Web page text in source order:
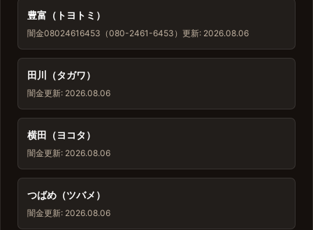
豊富（トヨトミ）
闇金08024616453（080-2461-6453） 更新: 2026.08.06
田川（タガワ）
闇金更新: 2026.08.06
横田（ヨコタ）
闇金更新: 2026.08.06
つばめ（ツバメ）
闇金更新: 2026.08.06